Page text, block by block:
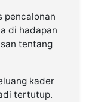
pencalonan
di hadapan
tentang
kader
tertutup.